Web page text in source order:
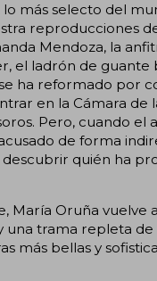
más selecto del
reproducciones
Mendoza, la
el ladrón de guante
ha reformado por
en la Cámara de
Pero, cuando el
de forma
quién ha
María Oruña vuelve
una trama repleta de
más bellas y